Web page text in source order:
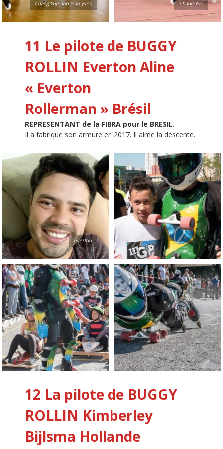
Chang Yue and jean yves Chang Yue
11 Le pilote de BUGGY
ROLLIN Everton Aline
« Everton
Rollerman » Brésil
REPRESENTANT de la FIBRA pour le BRESIL.
Il a fabrique son armure en 2017. Il aime la descente.
everton
12 La pilote de BUGGY
ROLLIN Kimberley
Bijlsma Hollande